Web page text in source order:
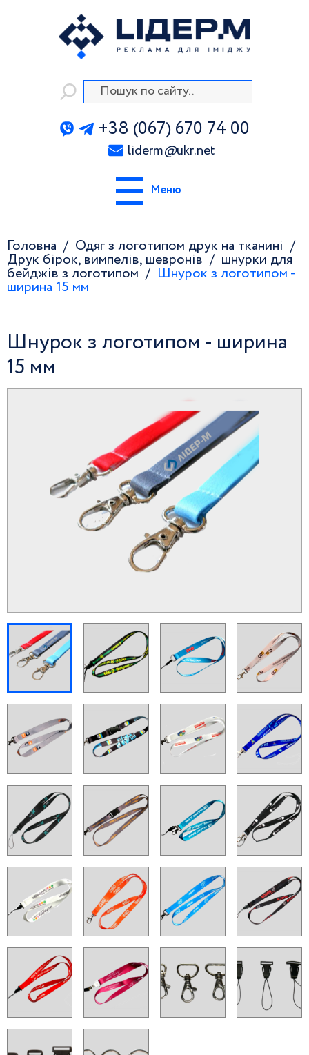
+38 (067) 670 74 00
liderm@ukr.net
Меню
Головна
Одяг з логотипом друк на тканині
Друк бірок, вимпелів, шевронів
шнурки для
бейджів з логотипом
Шнурок з логотипом -
ширина 15 мм
Шнурок з логотипом - ширина
15 мм